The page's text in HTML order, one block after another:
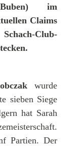
im
Claims
Club-
wurde
sieben Siege
hat Sarah
Partien. Der